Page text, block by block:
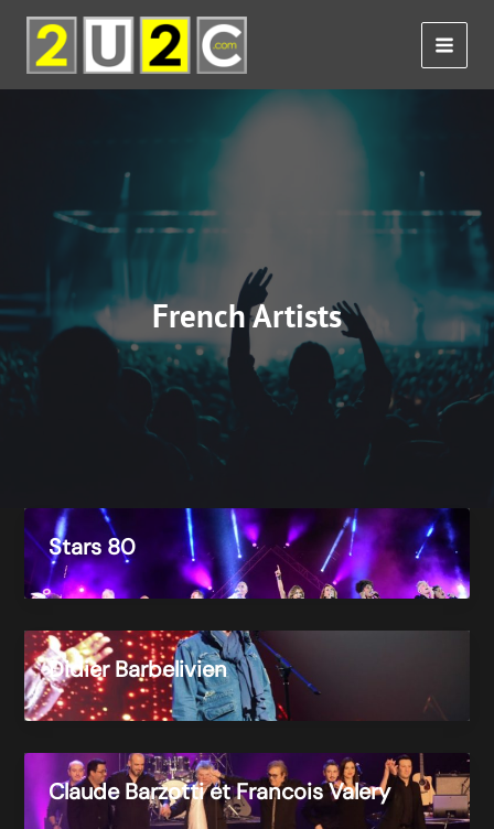
Skip
content
French Artists
Stars 80
Didier Barbelivien
Claude Barzotti et Francois Valery